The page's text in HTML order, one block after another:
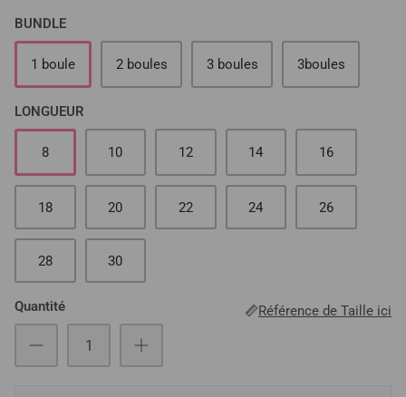
BUNDLE
1 boule 2 boules 3 boules 3boules
LONGUEUR
8 10 12 14 16
18 20 22 24 26
28 30
Quantité Référence de Taille ici